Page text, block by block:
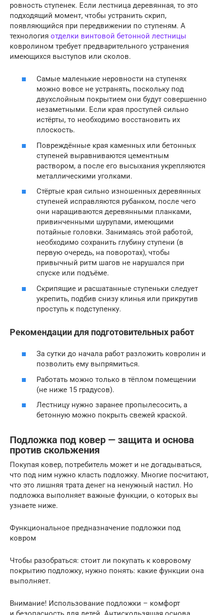
ровность ступенек. Если лестница деревянная, то это
подходящий момент, чтобы устранить скрип,
появляющийся при передвижении по ступеням. А
технология отделки винтовой бетонной лестницы
ковролином требует предварительного устранения
имеющихся выступов или сколов.
Самые маленькие неровности на ступенях
можно вовсе не устранять, поскольку под
двухслойным покрытием они будут совершенно
незаметными. Если края проступей сильно
истёрты, то необходимо восстановить их
плоскость.
Повреждённые края каменных или бетонных
ступеней выравниваются цементным
раствором, а после его высыхания укрепляются
металлическими уголками.
Стёртые края сильно изношенных деревянных
ступеней исправляются рубанком, после чего
они наращиваются деревянными планками,
привинченными шурупами, имеющими
потайные головки. Занимаясь этой работой,
необходимо сохранить глубину ступени (в
первую очередь, на поворотах), чтобы
привычный ритм шагов не нарушался при
спуске или подъёме.
Скрипящие и расшатанные ступеньки следует
укрепить, подбив снизу клинья или прикрутив
проступь к подступенку.
Рекомендации для подготовительных работ
За сутки до начала работ разложить ковролин и
позволить ему выпрямиться.
Работать можно только в тёплом помещении
(не ниже 15 градусов).
Лестницу нужно заранее пропылесосить, а
бетонную можно покрыть свежей краской.
Подложка под ковер — защита и основа
против скольжения
Покупая ковер, потребитель может и не догадываться,
что под ним нужно класть подложку. Многие посчитают,
что это лишняя трата денег на ненужный настил. Но
подложка выполняет важные функции, о которых вы
узнаете ниже.
Функциональное предназначение подложки под
ковром
Чтобы разобраться: стоит ли покупать к ковровому
покрытию подложку, нужно понять: какие функции она
выполняет.
Внимание! Использование подложки – комфорт